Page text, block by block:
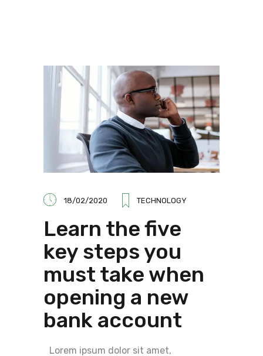
18/02/2020 TECHNOLOGY
Learn the five
key steps you
must take when
opening a new
bank account
Lorem ipsum dolor sit amet,